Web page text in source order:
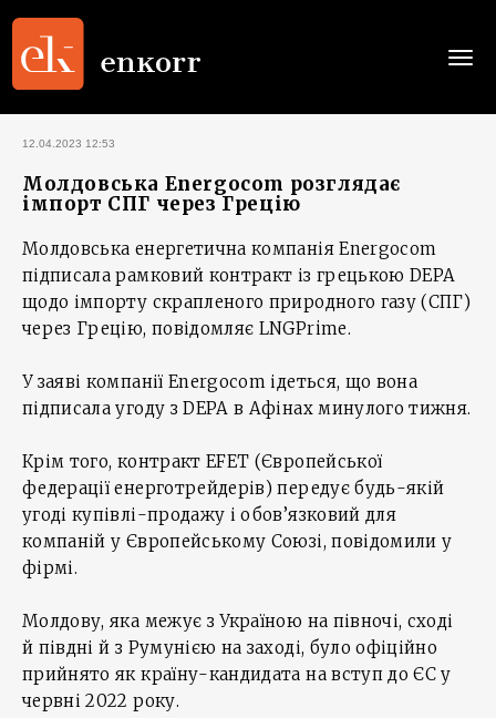
12.04.2023 12:53
Молдовська Energocom розглядає
імпорт СПГ через Грецію
Молдовська енергетична компанія Energocom
підписала рамковий контракт із грецькою DEPA
щодо імпорту скрапленого природного газу (СПГ)
через Грецію, повідомляє LNGPrime.
У заяві компанії Energocom ідеться, що вона
підписала угоду з DEPA в Афінах минулого тижня.
Крім того, контракт EFET (Європейської
федерації енерготрейдерів) передує будь-якій
угоді купівлі-продажу і обов’язковий для
компаній у Європейському Союзі, повідомили у
фірмі.
Молдову, яка межує з Україною на півночі, сході
й півдні й з Румунією на заході, було офіційно
прийнято як країну-кандидата на вступ до ЄС у
червні 2022 року.